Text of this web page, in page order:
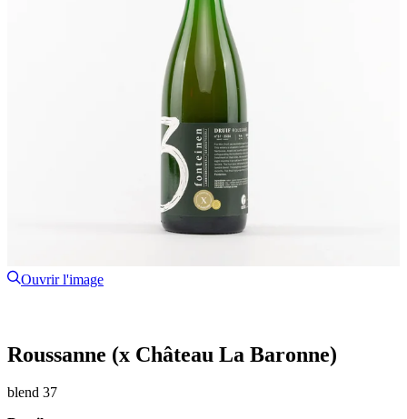
Ouvrir l'image
Roussanne (x Château La Baronne)
blend 37